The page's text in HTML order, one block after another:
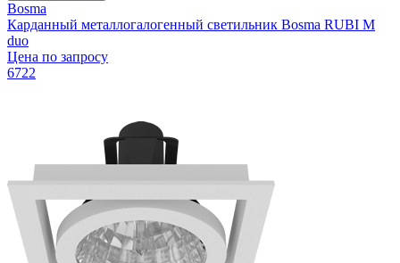
Bosma
Карданный металлогалогенный светильник Bosma RUBI M
duo
Цена по запросу
6722